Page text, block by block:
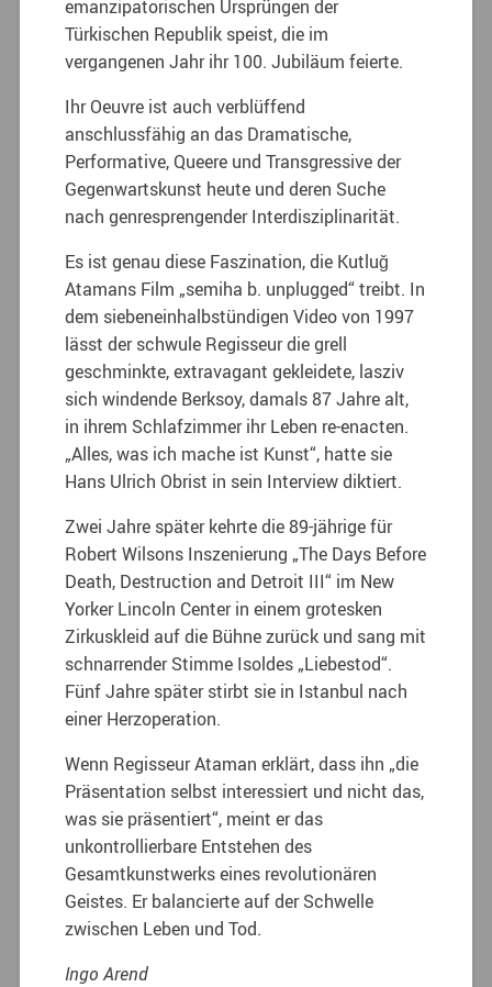
emanzipatorischen Ursprüngen der
Türkischen Republik speist, die im
vergangenen Jahr ihr 100. Jubiläum feierte.
Ihr Oeuvre ist auch verblüffend
anschlussfähig an das Dramatische,
Performative, Queere und Transgressive der
Gegenwartskunst heute und deren Suche
nach genresprengender Interdisziplinarität.
Es ist genau diese Faszination, die Kutluğ
Atamans Film „semiha b. unplugged“ treibt. In
dem siebeneinhalbstündigen Video von 1997
lässt der schwule Regisseur die grell
geschminkte, extravagant gekleidete, lasziv
sich windende Berksoy, damals 87 Jahre alt,
in ihrem Schlafzimmer ihr Leben re-enacten.
„Alles, was ich mache ist Kunst“, hatte sie
Hans Ulrich Obrist in sein Interview diktiert.
Zwei Jahre später kehrte die 89-jährige für
Robert Wilsons Inszenierung „The Days Before
Death, Destruction and Detroit III“ im New
Yorker Lincoln Center in einem grotesken
Zirkuskleid auf die Bühne zurück und sang mit
schnarrender Stimme Isoldes „Liebestod“.
Fünf Jahre später stirbt sie in Istanbul nach
einer Herzoperation.
Wenn Regisseur Ataman erklärt, dass ihn „die
Präsentation selbst interessiert und nicht das,
was sie präsentiert“, meint er das
unkontrollierbare Entstehen des
Gesamtkunstwerks eines revolutionären
Geistes. Er balancierte auf der Schwelle
zwischen Leben und Tod.
Ingo Arend